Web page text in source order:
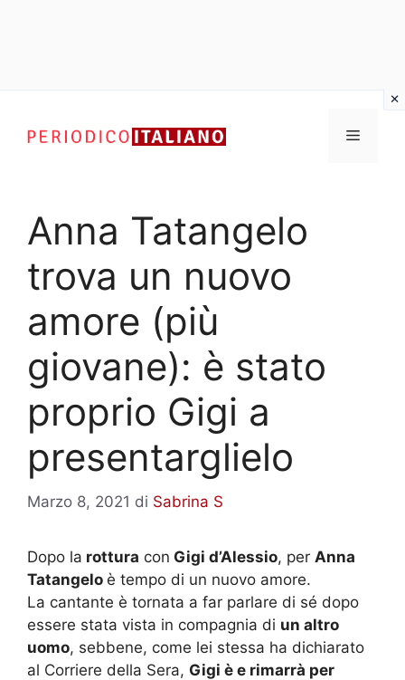
contenuto
Menu
Anna Tatangelo
trova un nuovo
amore (più
giovane): è stato
proprio Gigi a
presentarglielo
Marzo 8, 2021 di Sabrina S
Dopo la rottura con Gigi d’Alessio, per Anna
Tatangelo è tempo di un nuovo amore.
La cantante è tornata a far parlare di sé dopo
essere stata vista in compagnia di un altro
uomo, sebbene, come lei stessa ha dichiarato
al Corriere della Sera, Gigi è e rimarrà per